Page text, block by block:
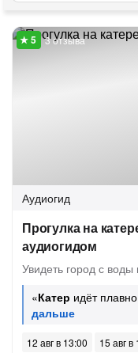
3 отзыва
Аудиогид
Прогулка на
аудиогидом
Увидеть город с
«Катер идёт
12 авг в 13:00 15 авг в